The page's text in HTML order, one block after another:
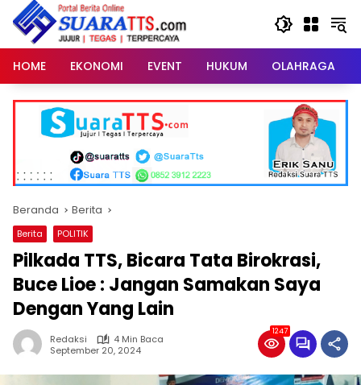
Langsung
konten
HOME
EKONOMI EVENT HUKUM OLAHRAGA
Beranda Berita
Berita POLITIK
Pilkada TTS, Bicara Tata Birokrasi,
Buce Lioe : Jangan Samakan Saya
Dengan Yang Lain
Redaksi
4 Min Baca
September 20, 2024
1247